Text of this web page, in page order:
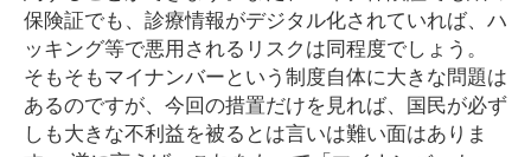
保険証でも、診療情報がデジタル化されていれば、ハ
ッキング等で悪用されるリスクは同程度でしょう。
そもそもマイナンバーという制度自体に大きな問題は
あるのですが、今回の措置だけを見れば、国民が必ず
しも大きな不利益を被るとは言いは難い面はありま